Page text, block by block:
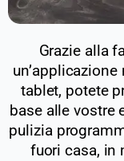
Grazie alla
tablet, potete
base alle vostre
pulizia
fuori casa, in